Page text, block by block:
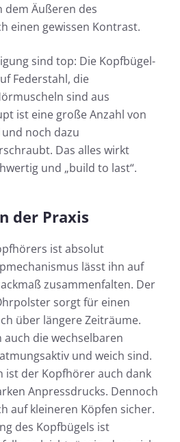
Äußeren des
einen gewissen Kontrast.
sind top: Die Kopfbügel-
Federstahl, die
sind aus
ist eine große Anzahl von
noch dazu
Das alles wirkt
und „build to last“.
der Praxis
ist absolut
lässt ihn auf
zusammenfalten. Der
sorgt für einen
über längere Zeiträume.
die wechselbaren
und weich sind.
ist der Kopfhörer auch dank
Anpressdrucks. Dennoch
auf kleineren Köpfen sicher.
des Kopfbügels ist